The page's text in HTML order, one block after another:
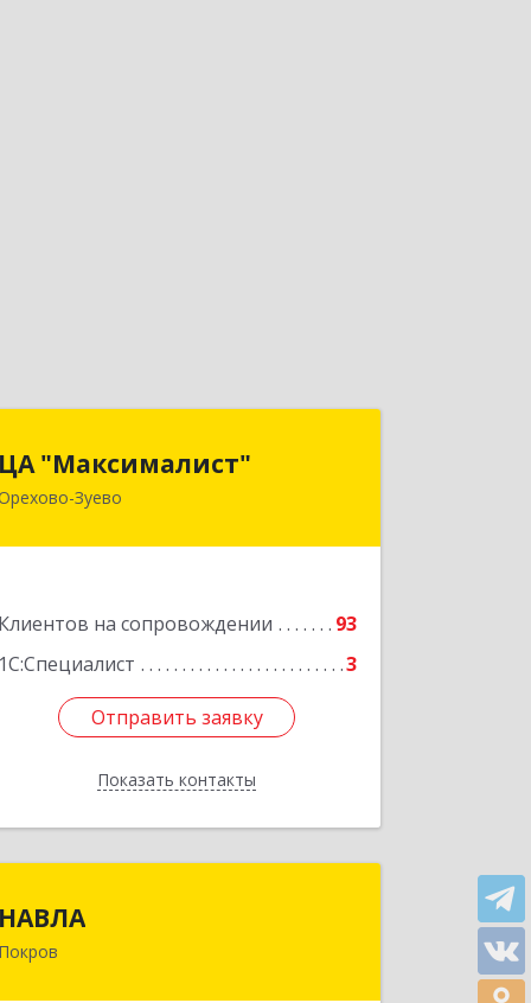
ЦА "Максималист"
Зуево
Клиентов на сопровождении
93
1С:Специалист
3
Отправить заявку
Показать контакты
142600, Московская обл, Орехово-
Отправить заявку
Назад
НАВЛА
Покров